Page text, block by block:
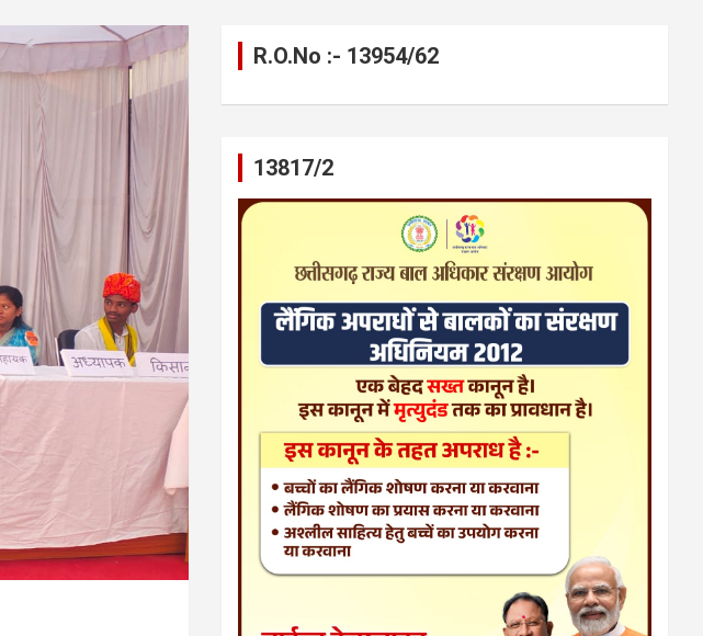
R.O.No :- 13954/62
13817/2